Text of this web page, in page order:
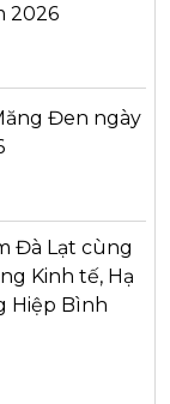
2026
Đen ngày
Đà Lạt cùng
Kinh tế, Hạ
Hiệp Bình